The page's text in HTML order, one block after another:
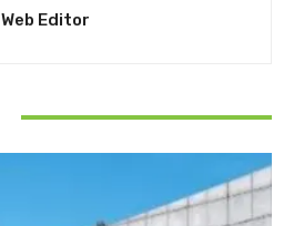
Web Editor